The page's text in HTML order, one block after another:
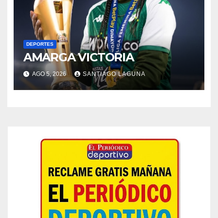
DEPORTES
AMARGA VICTORIA
AGO 5, 2026 SANTIAGO LAGUNA